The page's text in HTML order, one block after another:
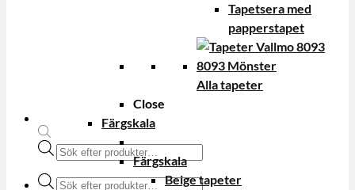
Produktsökning
Produktsökning
Tapetsera med
papperstapet
Alla tapeter
Close
Färgskala
Färgskala
Beige tapeter